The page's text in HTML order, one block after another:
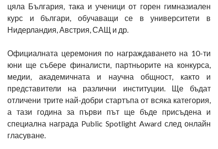
цяла България, така и ученици от горен гимназиален
курс и българи, обучаващи се в университети в
Нидерландия, Австрия, САЩ и др.
Официалната церемония по награждаването на 10-ти
юни ще събере финалисти, партньорите на конкурса,
медии, академичната и научна общност, както и
представители на различни институции. Ще бъдат
отличени трите най-добри стартъпа от всяка категория,
а тази година за първи път ще бъде присъдена и
специална награда Public Spotlight Award след онлайн
гласуване.